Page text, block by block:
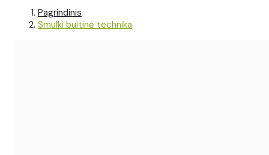
Pagrindinis
Smulki buitinė technika